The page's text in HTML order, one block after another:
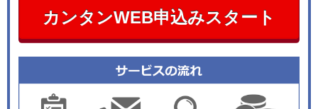
カンタンWEB申込みスタート